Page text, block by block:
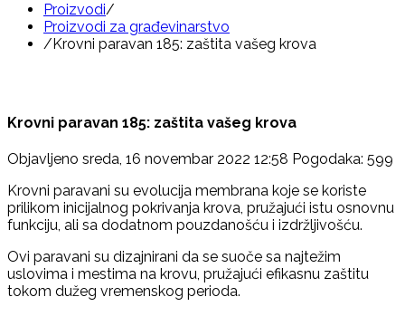
Proizvodi/
Proizvodi za građevinarstvo
/ Krovni paravan 185: zaštita vašeg krova
Krovni paravan 185: zaštita vašeg krova
Objavljeno sreda, 16 novembar 2022 12:58 Pogodaka: 599
Krovni paravani su evolucija membrana koje se koriste
prilikom inicijalnog pokrivanja krova, pružajući istu osnovnu
funkciju, ali sa dodatnom pouzdanošću i izdržljivošću.
Ovi paravani su dizajnirani da se suoče sa najtežim
uslovima i mestima na krovu, pružajući efikasnu zaštitu
tokom dužeg vremenskog perioda.